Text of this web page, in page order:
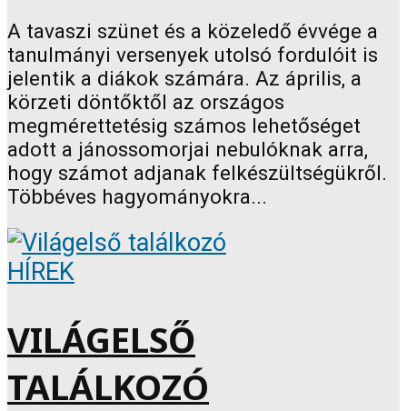
A tavaszi szünet és a közeledő évvége a
tanulmányi versenyek utolsó fordulóit is
jelentik a diákok számára. Az április, a
körzeti döntőktől az országos
megmérettetésig számos lehetőséget
adott a jánossomorjai nebulóknak arra,
hogy számot adjanak felkészültségükről.
Többéves hagyományokra...
HÍREK
VILÁGELSŐ
TALÁLKOZÓ